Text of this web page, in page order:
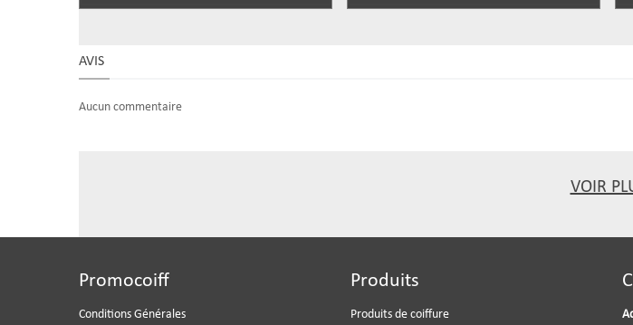
AVIS
Aucun commentaire
VOIR
Promocoiff
Conditions Générales
Produits
Produits de coiffure